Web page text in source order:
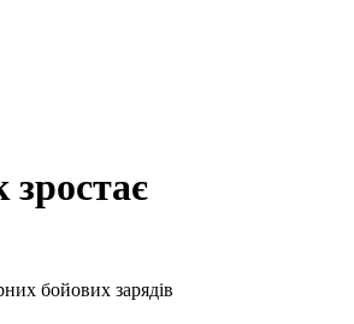
зростає
бойових зарядів